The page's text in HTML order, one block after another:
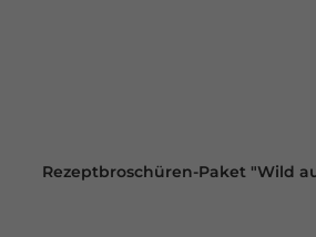
Rezeptbroschüren-Paket "Wild